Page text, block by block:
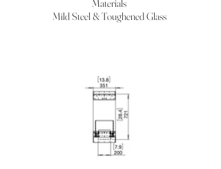
Materials
Mild Steel & Toughened Glass